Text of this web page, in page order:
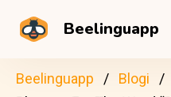
Beelinguapp
Beelinguapp Blogi